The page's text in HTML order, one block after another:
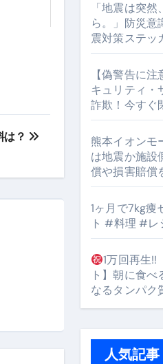
ット #筋トレ #美容 #健康
となるのが独自ドメイン
を最安で手に入れる方法
防衛システム」完全ガイド
？
「地震は突
ら。」防災意
震対策ステッ
【偽警告に
キュリティ・
詐欺！今すぐ
熊本イオンモ
は地震か施設
償や損害賠償
1ヶ月で7kg痩
ト #料理 #レ
1万回再生!!
ト】朝に食
なるタンパク
人気記事